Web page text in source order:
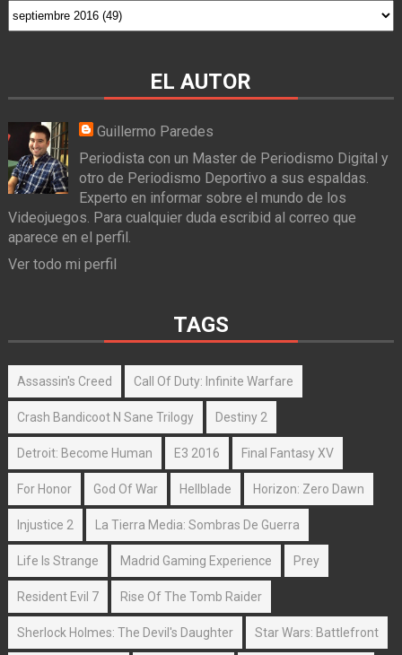
EL AUTOR
Guillermo Paredes
Periodista con un Master de Periodismo Digital y
otro de Periodismo Deportivo a sus espaldas.
Experto en informar sobre el mundo de los
Videojuegos. Para cualquier duda escribid al correo que
aparece en el perfil.
Ver todo mi perfil
TAGS
Assassin's Creed Call Of Duty: Infinite Warfare
Crash Bandicoot N Sane Trilogy Destiny 2
Detroit: Become Human E3 2016 Final Fantasy XV
For Honor God Of War Hellblade Horizon: Zero Dawn
Injustice 2 La Tierra Media: Sombras De Guerra
Life Is Strange Madrid Gaming Experience Prey
Resident Evil 7 Rise Of The Tomb Raider
Sherlock Holmes: The Devil's Daughter Star Wars: Battlefront